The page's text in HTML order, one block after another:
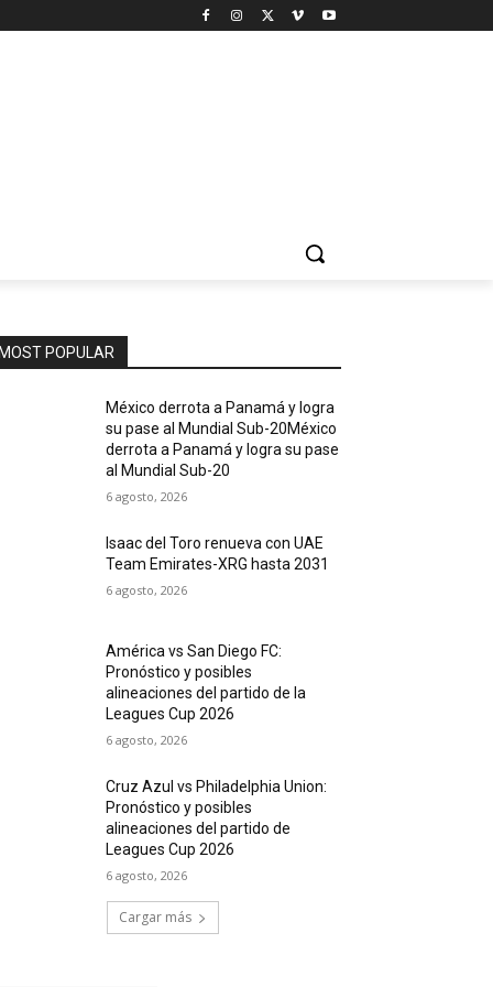
MOST POPULAR
México derrota a Panamá y logra
su pase al Mundial Sub-20México
derrota a Panamá y logra su pase
al Mundial Sub-20
6 agosto, 2026
Isaac del Toro renueva con UAE
Team Emirates-XRG hasta 2031
6 agosto, 2026
América vs San Diego FC:
Pronóstico y posibles
alineaciones del partido de la
Leagues Cup 2026
6 agosto, 2026
Cruz Azul vs Philadelphia Union:
Pronóstico y posibles
alineaciones del partido de
Leagues Cup 2026
6 agosto, 2026
Cargar más